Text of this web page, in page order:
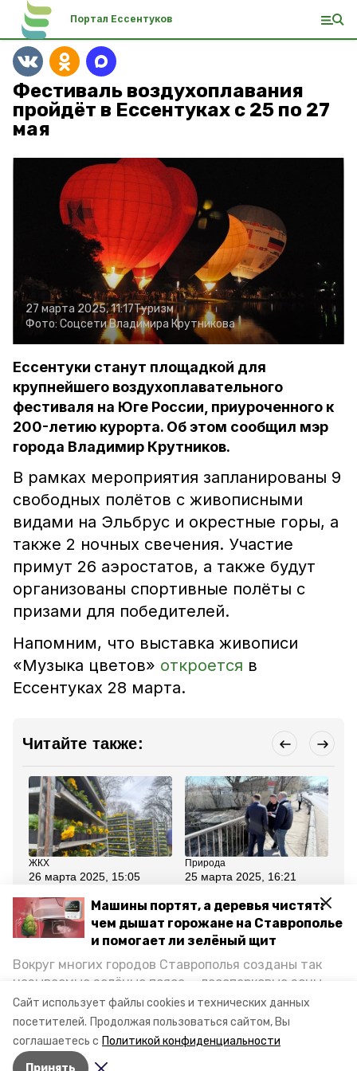
Сайт использует файлы cookies и технических данных
посетителей. Продолжая пользоваться сайтом, Вы
соглашаетесь с Политикой конфиденциальности
Принять
Машины портят, а деревья чистят:
чем дышат горожане на Ставрополье
и помогает ли зелёный щит
Вокруг многих городов Ставрополья созданы так
называемые зелёные пояса — лесопарковые зоны,
снижающие негативное воздействие выхлопных
газов на атмосферу. Справляются ли они с
постоянно растущим потоком автотранспорта и
каким воздухом дышат жители края, узнала
Портал Ессентуков
Фестиваль воздухоплавания
пройдёт в Ессентуках с 25 по 27
мая
27 марта 2025, 11:17Туризм
Фото:Соцсети Владимира Крутникова
Ессентуки станут площадкой для
крупнейшего воздухоплавательного
фестиваля на Юге России, приуроченного к
200-летию курорта. Об этом сообщил мэр
города Владимир Крутников.
В рамках мероприятия запланированы 9
свободных полётов с живописными
видами на Эльбрус и окрестные горы, а
также 2 ночных свечения. Участие
примут 26 аэростатов, а также будут
организованы спортивные полёты с
призами для победителей.
Напомним, что выставка живописи
«Музыка цветов» откроется в
Ессентуках 28 марта.
Читайте также:
ЖКХ
26 марта 2025, 15:05
клумбах в Ессентуках
Природа
25 марта 2025, 16:21
Бугунта разработают в
Ессентуках
Все новости
ессентуки ставропольский край